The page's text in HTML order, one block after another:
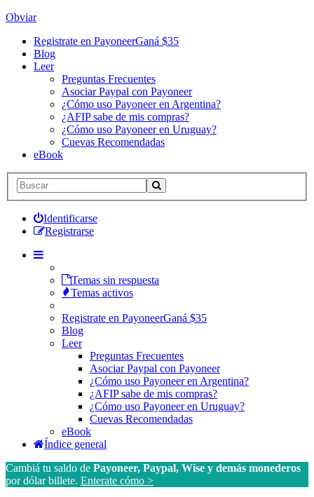
Obviar
Registrate en PayoneerGaná $35
Blog
Leer
Preguntas Frecuentes
Asociar Paypal con Payoneer
¿Cómo uso Payoneer en Argentina?
¿AFIP sabe de mis compras?
¿Cómo uso Payoneer en Uruguay?
Cuevas Recomendadas
eBook
Identificarse
Registrarse
Temas sin respuesta
Temas activos
Registrate en PayoneerGaná $35
Blog
Leer
Preguntas Frecuentes
Asociar Paypal con Payoneer
¿Cómo uso Payoneer en Argentina?
¿AFIP sabe de mis compras?
¿Cómo uso Payoneer en Uruguay?
Cuevas Recomendadas
eBook
Índice general
Cambiá tu saldo de Payoneer, Paypal, Wise y demás monederos
por dólar billete. Enterate cómo >